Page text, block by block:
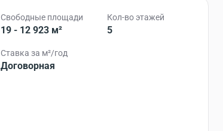
Свободные площади
19 - 12 923 м²
Кол-во этажей
5
Ставка за м²/год
Договорная